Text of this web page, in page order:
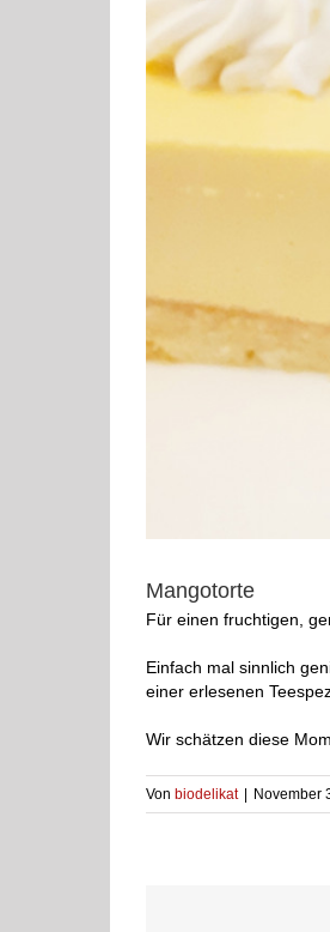
Mangotorte
Für einen fruchtigen,
Einfach mal sinnlich
einer erlesenen
Wir schätzen diese
Von biodelikat | November